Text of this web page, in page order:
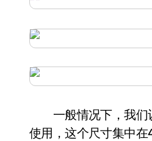
一般情况下，我们
使用，这个尺寸集中